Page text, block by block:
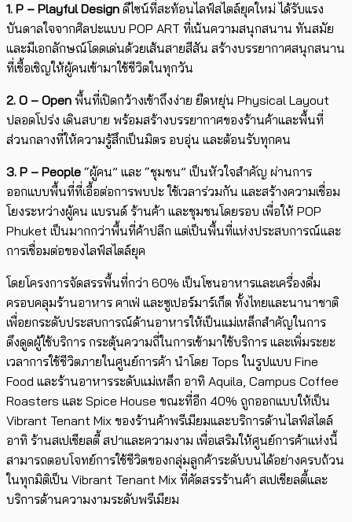
1. P – Playful Design ดีไซน์ที่สะท้อนไลฟ์สไตล์ยุคใหม่ ได้รับแรง
บันดาลใจจากศิลปะแบบ POP ART ที่เน้นความสนุกสนาน ทันสมัย
และมีเอกลักษณ์โดดเด่นด้วยเส้นสายสีสัน สร้างบรรยากาศสนุกสนาน
ที่เชื้อเชิญให้ผู้คนเข้ามาใช้ชีวิตในทุกวัน
2. O – Open พื้นที่เปิดกว้างเข้าถึงง่าย ยืดหยุ่น Physical Layout
ปลอดโปร่ง เดินสบาย พร้อมสร้างบรรยากาศของร้านค้าและพื้นที่
ส่วนกลางที่ให้ความรู้สึกเป็นมิตร อบอุ่น และต้อนรับทุกคน
3. P – People “ผู้คน” และ “ชุมชน” เป็นหัวใจสำคัญ ผ่านการ
ออกแบบพื้นที่ที่เอื้อต่อการพบปะ ใช้เวลาร่วมกัน และสร้างความเชื่อม
โยงระหว่างผู้คน แบรนด์ ร้านค้า และชุมชนโดยรอบ เพื่อให้ POP
Phuket เป็นมากกว่าพื้นที่ค้าปลีก แต่เป็นพื้นที่แห่งประสบการณ์และ
การเชื่อมต่อของไลฟ์สไตล์ยุค
โดยโครงการจัดสรรพื้นที่กว่า 60% เป็นโซนอาหารและเครื่องดื่ม
ครอบคลุมร้านอาหาร คาเฟ่ และซูเปอร์มาร์เก็ต ทั้งไทยและนานาชาติ
เพื่อยกระดับประสบการณ์ด้านอาหารให้เป็นแม่เหล็กสำคัญในการ
ดึงดูดผู้ใช้บริการ กระตุ้นความถี่ในการเข้ามาใช้บริการ และเพิ่มระยะ
เวลาการใช้ชีวิตภายในศูนย์การค้า นำโดย Tops ในรูปแบบ Fine
Food และร้านอาหารระดับแม่เหล็ก อาทิ Aquila, Campus Coffee
Roasters และ Spice House ขณะที่อีก 40% ถูกออกแบบให้เป็น
Vibrant Tenant Mix ของร้านค้าพรีเมียมและบริการด้านไลฟ์สไตล์
อาทิ ร้านสเปเชียลตี้ สปาและความงาม เพื่อเสริมให้ศูนย์การค้าแห่งนี้
สามารถตอบโจทย์การใช้ชีวิตของกลุ่มลูกค้าระดับบนได้อย่างครบถ้วน
ในทุกมิติเป็น Vibrant Tenant Mix ที่คัดสรรร้านค้า สเปเชียลตี้และ
บริการด้านความงามระดับพรีเมียม